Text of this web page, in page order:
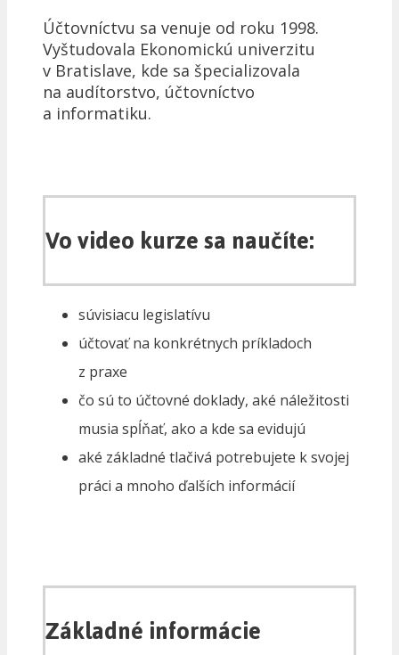
Účtovníctvu sa venuje od roku 1998.
Vyštudovala Ekonomickú univerzitu
v Bratislave, kde sa špecializovala
na audítorstvo, účtovníctvo
a informatiku.
Vo video kurze sa naučíte:
súvisiacu legislatívu
účtovať na konkrétnych príkladoch
z praxe
čo sú to účtovné doklady, aké náležitosti
musia spĺňať, ako a kde sa evidujú
aké základné tlačivá potrebujete k svojej
práci a mnoho ďalších informácií
Základné informácie